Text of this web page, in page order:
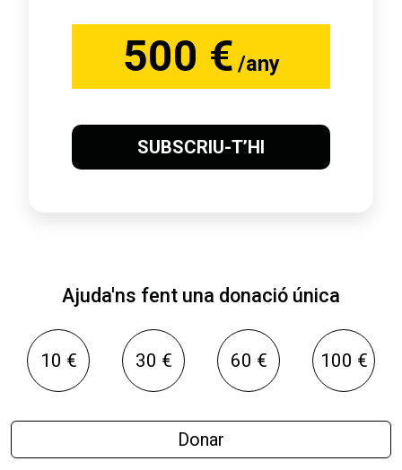
500 € /any
SUBSCRIU-T’HI
Ajuda'ns fent una donació única
10 € 30 € 60 € 100 €
Donar